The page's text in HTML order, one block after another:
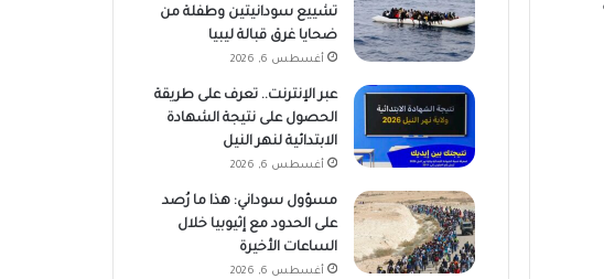
تشييع سودانيتين وطفلة من
ضحايا غرق قبالة ليبيا
أغسطس 6, 2026
عبر الإنترنت.. تعرف على طريقة
الحصول على نتيجة الشهادة
الابتدائية لنهر النيل
أغسطس 6, 2026
مسؤول سوداني: هذا ما رُصد
على الحدود مع إثيوبيا خلال
الساعات الأخيرة
أغسطس 6, 2026